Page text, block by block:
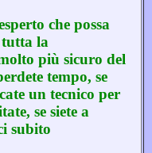
che possa
la
più sicuro del
tempo, se
un tecnico per
se siete a
subito